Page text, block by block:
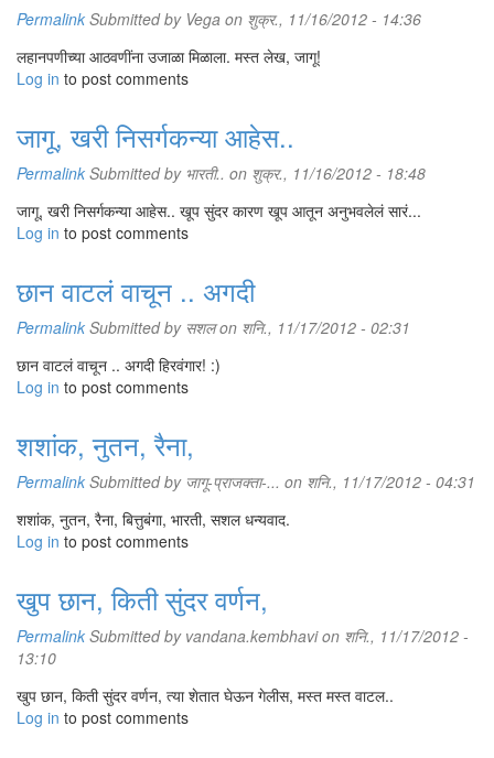
Permalink Submitted by Vega on शुक्र., 11/16/2012 - 14:36
लहानपणीच्या आठवणींना उजाळा मिळाला. मस्त लेख, जागू!
Log in to post comments
जागू, खरी निसर्गकन्या आहेस..
Permalink Submitted by भारती.. on शुक्र., 11/16/2012 - 18:48
जागू, खरी निसर्गकन्या आहेस.. खूप सुंदर कारण खूप आतून अनुभवलेलं सारं...
Log in to post comments
छान वाटलं वाचून .. अगदी
Permalink Submitted by सशलon शनि., 11/17/2012 - 02:31
छान वाटलं वाचून .. अगदी हिरवंगार! :)
Log in to post comments
शशांक, नुतन, रैना,
Permalink Submitted by जागू-प्राजक्ता-... on शनि., 11/17/2012 - 04:31
शशांक, नुतन, रैना, बित्तुबंगा, भारती, सशल धन्यवाद.
Log in to post comments
खुप छान, किती सुंदर वर्णन,
Permalink Submitted by vandana.kembhavion शनि., 11/17/2012 -
13:10
खुप छान, किती सुंदर वर्णन, त्या शेतात घेऊन गेलीस, मस्त मस्त वाटल..
Log in to post comments